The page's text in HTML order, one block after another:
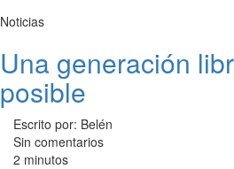
Noticias
Una generación
posible
Escrito por: Belén
Sin comentarios
2 minutos